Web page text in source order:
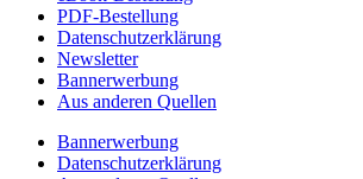
PDF-Bestellung
Datenschutzerklärung
Newsletter
Bannerwerbung
Aus anderen Quellen
Bannerwerbung
Datenschutzerklärung